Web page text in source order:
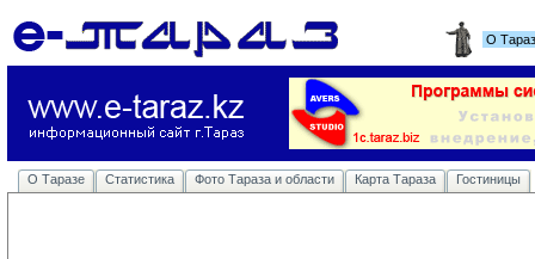
О
О Таразе Статистика Фото Тараза и области Карта Тараза Гостиницы